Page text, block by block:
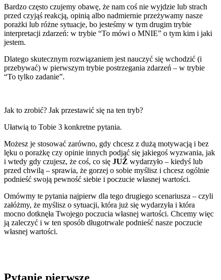
Bardzo często czujemy obawę, że nam coś nie wyjdzie lub strach
przed czyjąś reakcją, opinią albo nadmiernie przeżywamy nasze
porażki lub różne sytuacje, bo jesteśmy w tym drugim trybie
interpretacji zdarzeń: w trybie “To mówi o MNIE” o tym kim i jaki
jestem.
Dlatego skutecznym rozwiązaniem jest nauczyć się wchodzić (i
przebywać) w pierwszym trybie postrzegania zdarzeń – w trybie
“To tylko zadanie”.
Jak to zrobić? Jak przestawić się na ten tryb?
Ułatwią to Tobie 3 konkretne pytania.
Możesz je stosować zarówno, gdy chcesz z dużą motywacją i bez
lęku o porażkę czy opinie innych podjąć się jakiegoś wyzwania, jak
i wtedy gdy czujesz, że coś, co się JUŻ wydarzyło – kiedyś lub
przed chwilą – sprawia, że gorzej o sobie myślisz i chcesz ogólnie
podnieść swoją pewność siebie i poczucie własnej wartości.
Omówmy te pytania najpierw dla tego drugiego scenariusza – czyli
załóżmy, że myślisz o sytuacji, która już się wydarzyła i która
mocno dotknęła Twojego poczucia własnej wartości. Chcemy więc
ją zaleczyć i w ten sposób długotrwale podnieść nasze poczucie
własnej wartości.